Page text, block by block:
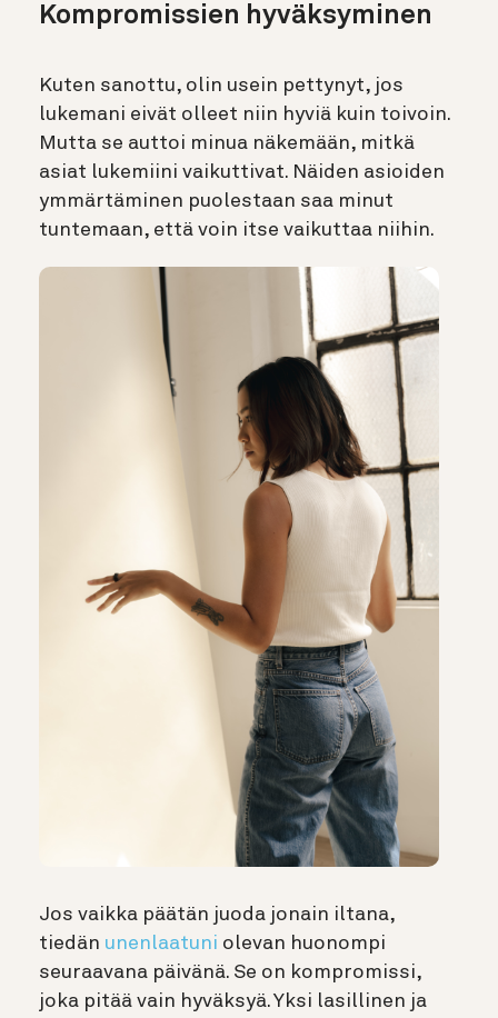
Kompromissien hyväksyminen
Kuten sanottu, olin usein pettynyt, jos
lukemani eivät olleet niin hyviä kuin toivoin.
Mutta se auttoi minua näkemään, mitkä
asiat lukemiini vaikuttivat. Näiden asioiden
ymmärtäminen puolestaan saa minut
tuntemaan, että voin itse vaikuttaa niihin.
Jos vaikka päätän juoda jonain iltana,
tiedän unenlaatuni olevan huonompi
seuraavana päivänä. Se on kompromissi,
joka pitää vain hyväksyä. Yksi lasillinen ja